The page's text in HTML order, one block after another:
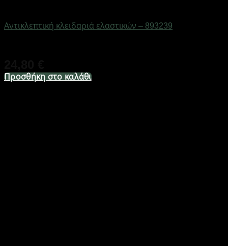
Αντικλεπτική κλειδαριά ελαστικών – 893239
Προσθήκη στο καλάθι